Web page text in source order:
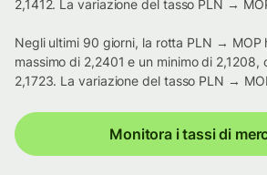
2,1412. La variazione del tasso PLN →
Negli ultimi 90 giorni, la rotta PLN → MOP
massimo di 2,2401 e un minimo di 2,1208,
2,1723. La variazione del tasso PLN →
Monitora i tassi di